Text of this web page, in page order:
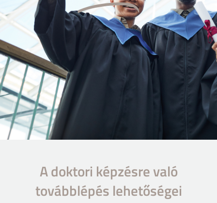
A doktori képzésre való
továbblépés lehetőségei